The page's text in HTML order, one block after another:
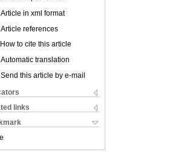
Article in xml format
Article references
How to cite this article
Automatic translation
Send this article by e-mail
links